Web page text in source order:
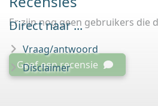
Er zijn nog geen gebruikers die
Geef een recensie
Direct naar ...
Vraag/antwoord
Disclaimer